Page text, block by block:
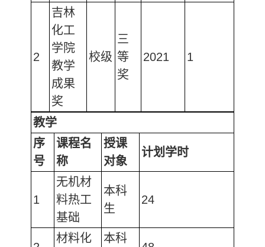
2
吉林
化工
学院
教学
成果
奖
校级
三
等
奖
2021 1
教学
序
号
课程名
称
授课
对象
计划学时
1
无机材
料热工
基础
本科
生
24
材料化
本科